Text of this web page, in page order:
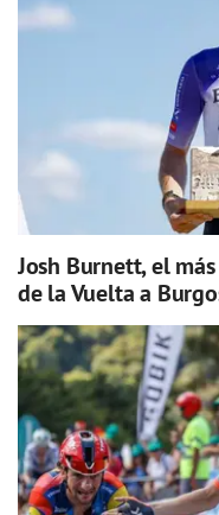
Josh Burnett, el
de la Vuelta a